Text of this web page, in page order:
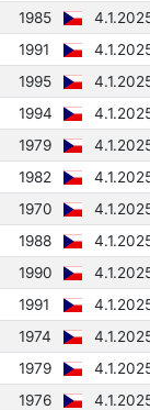
1985
1991
1995
1994
1979
1982
1970
1988
1990
1991
1974
1979
1976